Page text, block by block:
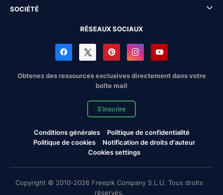
SOCIÉTÉ
RÉSEAUX SOCIAUX
Obtenez des ressources exclusives directement dans votre
boîte mail
S'inscrire
Conditions générales
Politique de confidentialité
Politique de cookies
Notification de droits d'auteur
Cookies settings
Copyright © 2010-2026 Freepik Company S.L.U. Tous droits
réservés.